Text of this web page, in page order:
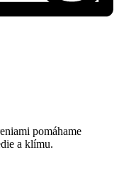
pomáhame
a klímu.